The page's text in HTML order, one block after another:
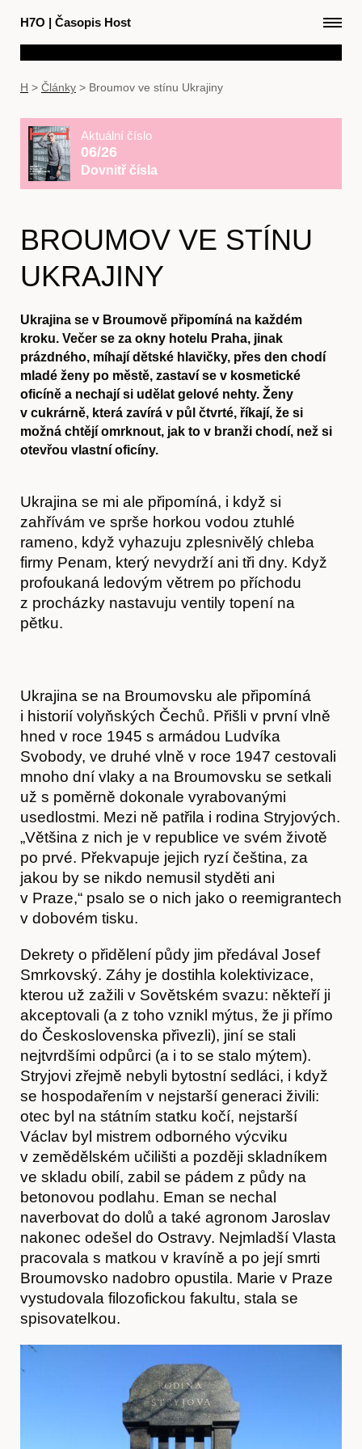
H7O | Časopis Host
Články
Časopis
Hostcast
H > Články > Broumov ve stínu Ukrajiny
Aktuální číslo
06/26
Dovnitř čísla
BROUMOV VE STÍNU
UKRAJINY
Ukrajina se v Broumově připomíná na každém
kroku. Večer se za okny hotelu Praha, jinak
prázdného, míhají dětské hlavičky, přes den chodí
mladé ženy po městě, zastaví se v kosmetické
oficíně a nechají si udělat gelové nehty. Ženy
v cukrárně, která zavírá v půl čtvrté, říkají, že si
možná chtějí omrknout, jak to v branži chodí, než si
otevřou vlastní oficíny.
Ukrajina se mi ale připomíná, i když si
zahřívám ve sprše horkou vodou ztuhlé
rameno, když vyhazuju zplesnivělý chleba
firmy Penam, který nevydrží ani tři dny. Když
profoukaná ledovým větrem po příchodu
z procházky nastavuju ventily topení na
pětku.
Ukrajina se na Broumovsku ale připomíná
i historií volyňských Čechů. Přišli v první vlně
hned v roce 1945 s armádou Ludvíka
Svobody, ve druhé vlně v roce 1947 cestovali
mnoho dní vlaky a na Broumovsku se setkali
už s poměrně dokonale vyrabovanými
usedlostmi. Mezi ně patřila i rodina Stryjových.
„Většina z nich je v republice ve svém životě
po prvé. Překvapuje jejich ryzí čeština, za
jakou by se nikdo nemusil styděti ani
v Praze,“ psalo se o nich jako o reemigrantech
v dobovém tisku.
Dekrety o přidělení půdy jim předával Josef
Smrkovský. Záhy je dostihla kolektivizace,
kterou už zažili v Sovětském svazu: někteří ji
akceptovali (a z toho vznikl mýtus, že ji přímo
do Československa přivezli), jiní se stali
nejtvrdšími odpůrci (a i to se stalo mýtem).
Stryjovi zřejmě nebyli bytostní sedláci, i když
se hospodařením v nejstarší generaci živili:
otec byl na státním statku kočí, nejstarší
Václav byl mistrem odborného výcviku
v zemědělském učilišti a později skladníkem
ve skladu obilí, zabil se pádem z půdy na
betonovou podlahu. Eman se nechal
naverbovat do dolů a také agronom Jaroslav
nakonec odešel do Ostravy. Nejmladší Vlasta
pracovala s matkou v kravíně a po její smrti
Broumovsko nadobro opustila. Marie v Praze
vystudovala filozofickou fakultu, stala se
spisovatelkou.